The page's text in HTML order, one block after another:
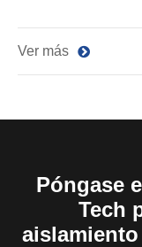
Ver más
Póngase
Tech